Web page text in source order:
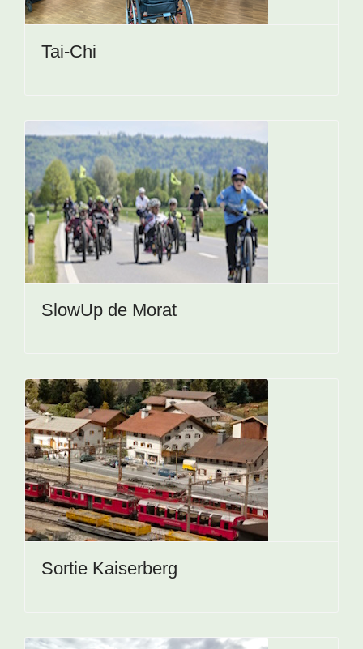
Tai-Chi
SlowUp de Morat
Sortie Kaiserberg